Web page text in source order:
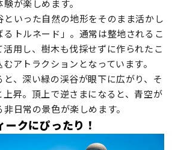
が楽しめます。
といった自然の地形をそのまま活かし
トルネード」。通常は整地されるこ
活用し、樹木も伐採せずに作られたこ
アトラクションとなっています。
、深い緑の渓谷が眼下に広がり、そ
昇。頂上で逆さまになると、青空が
日常の景色が楽しめます。
クにぴったり！